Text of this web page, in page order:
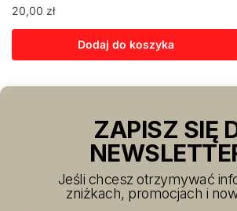
20,00 zł
Dodaj do koszyka
ZAPISZ SIĘ
Jeśli chcesz otrzymywać
zniżkach, promocjach i